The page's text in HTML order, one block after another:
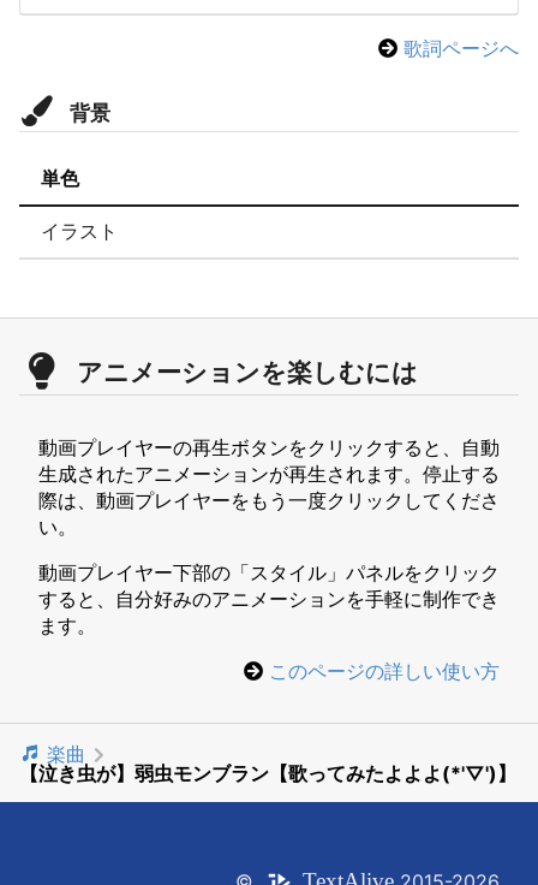
歌詞ページへ
背景
単色
イラスト
アニメーションを楽しむには
動画プレイヤーの再生ボタンをクリックすると、自動
生成されたアニメーションが再生されます。停止する
際は、動画プレイヤーをもう一度クリックしてくださ
い。
動画プレイヤー下部の「スタイル」パネルをクリック
すると、自分好みのアニメーションを手軽に制作でき
ます。
このページの詳しい使い方
楽曲
【泣き虫が】弱虫モンブラン【歌ってみたよよよ(*'▽')】